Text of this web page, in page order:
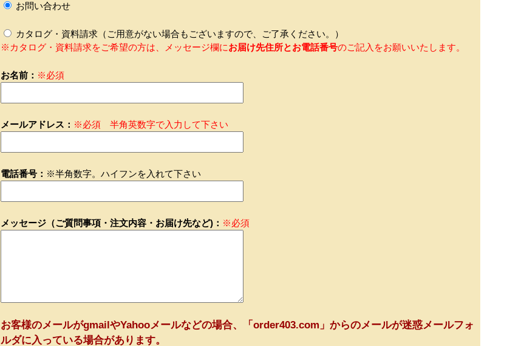
お問い合わせ
カタログ・資料請求（ご用意がない場合もございますので、ご了承ください。）
※カタログ・資料請求をご希望の方は、メッセージ欄にお届け先住所とお電話番号のご記入をお願いいたします。
お名前： ※必須
メールアドレス： ※必須 半角英数字で入力して下さい
電話番号： ※半角数字。ハイフンを入れて下さい
メッセージ（ご質問事項・注文内容・お届け先など)： ※必須
お客様のメールがgmailやYahooメールなどの場合、「order403.com」からのメールが迷惑メールフォ
ルダに入っている場合があります。